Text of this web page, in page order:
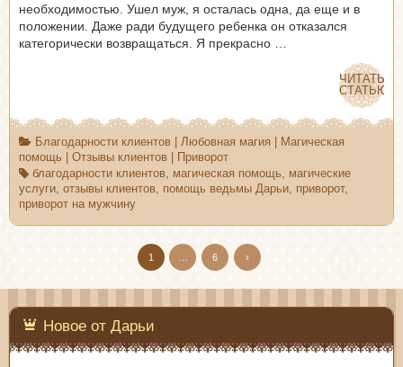
необходимостью. Ушел муж, я осталась одна, да еще и в
положении. Даже ради будущего ребенка он отказался
категорически возвращаться. Я прекрасно …
ЧИТАТЬ
СТАТЬЮ
ЧИТАТЬ
СТАТЬЮ
Благодарности клиентов| Любовная магия
Магическая
помощь
Отзывы клиентов
Приворот
благодарности клиентов, магическая помощь, магические
услуги, отзывы клиентов, помощь ведьмы Дарьи, приворот,
приворот на мужчину
1 6 ›
Новое от Дарьи